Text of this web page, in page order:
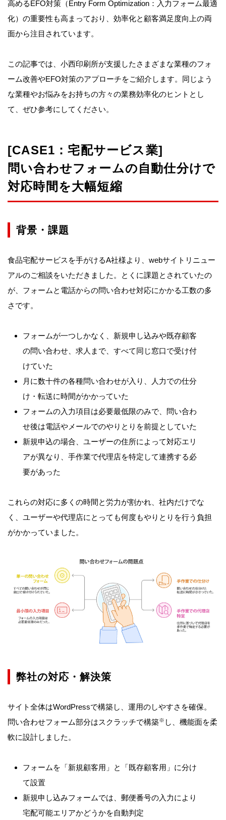
高めるEFO対策（Entry Form Optimization：入力フォーム最適
化）の重要性も高まっており、効率化と顧客満足度向上の両
面から注目されています。
この記事では、小西印刷所が支援したさまざまな業種のフォ
ーム改善やEFO対策のアプローチをご紹介します。同じよう
な業種やお悩みをお持ちの方々の業務効率化のヒントとし
て、ぜひ参考にしてください。
[CASE1：宅配サービス業]
問い合わせフォームの自動仕分けで
対応時間を大幅短縮
背景・課題
食品宅配サービスを手がけるA社様より、webサイトリニュー
アルのご相談をいただきました。とくに課題とされていたの
が、フォームと電話からの問い合わせ対応にかかる工数の多
さです。
フォームが一つしかなく、新規申し込みや既存顧客
の問い合わせ、求人まで、すべて同じ窓口で受け付
けていた
月に数十件の各種問い合わせが入り、人力での仕分
け・転送に時間がかかっていた
フォームの入力項目は必要最低限のみで、問い合わ
せ後は電話やメールでのやりとりを前提としていた
新規申込の場合、ユーザーの住所によって対応エリ
アが異なり、手作業で代理店を特定して連携する必
要があった
これらの対応に多くの時間と労力が割かれ、社内だけでな
く、ユーザーや代理店にとっても何度もやりとりを行う負担
がかかっていました。
弊社の対応・解決策
サイト全体はWordPressで構築し、運用のしやすさを確保。
問い合わせフォーム部分はスクラッチで構築※ し、機能面を柔
軟に設計しました。
フォームを「新規顧客用」と「既存顧客用」に分け
て設置
新規申し込みフォームでは、郵便番号の入力により
宅配可能エリアかどうかを自動判定